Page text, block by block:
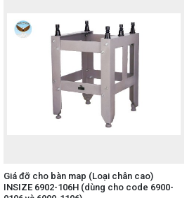
Giá đỡ cho bàn map (Loại chân cao)
INSIZE 6902-106H (dùng cho code 6900-